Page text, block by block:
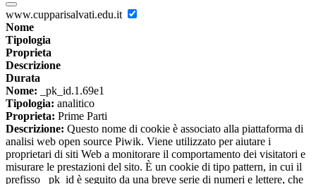
www.cupparisalvati.edu.it
Nome
Tipologia
Proprieta
Descrizione
Durata
Nome: _pk_id.1.69e1
Tipologia: analitico
Proprieta: Prime Parti
Descrizione: Questo nome di cookie è associato alla piattaforma di
analisi web open source Piwik. Viene utilizzato per aiutare i
proprietari di siti Web a monitorare il comportamento dei visitatori e
misurare le prestazioni del sito. È un cookie di tipo pattern, in cui il
prefisso _pk_id è seguito da una breve serie di numeri e lettere, che